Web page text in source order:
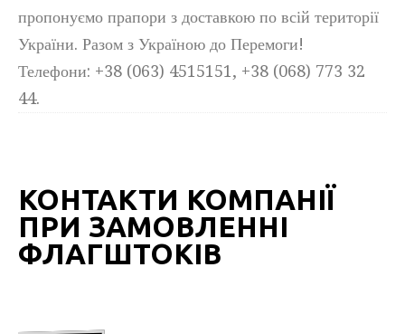
пропонуємо прапори з доставкою по всій території
України. Разом з Україною до Перемоги!
Телефони: +38 (063) 4515151, +38 (068) 773 32
44.
КОНТАКТИ КОМПАНІЇ
ПРИ ЗАМОВЛЕННІ
ФЛАГШТОКІВ